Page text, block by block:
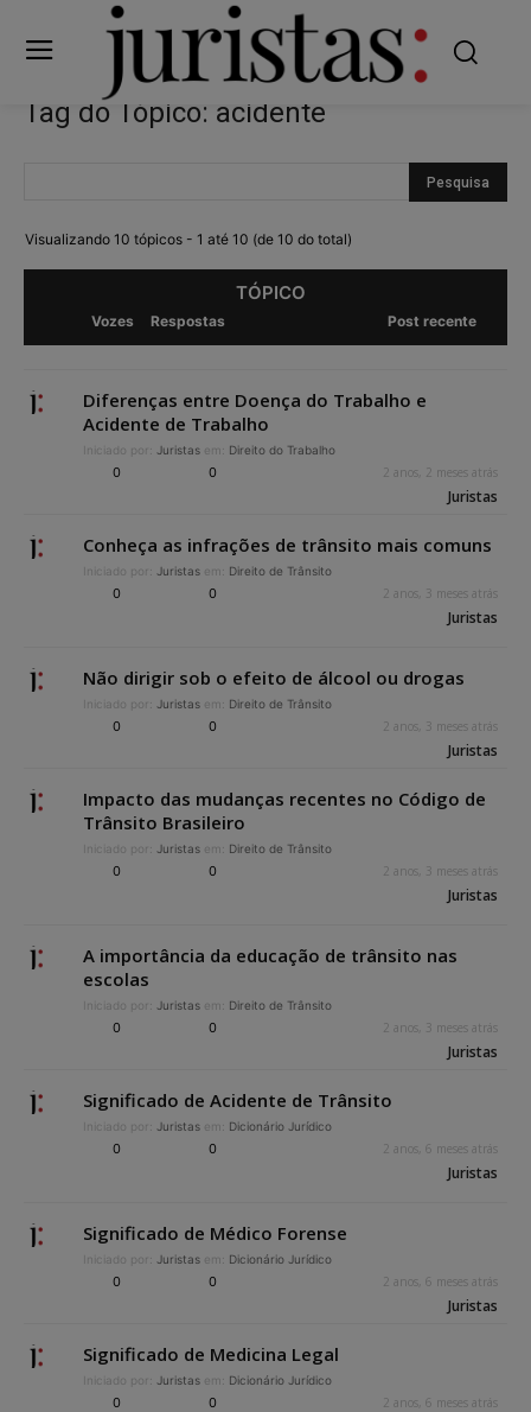
Tag do Tópico: acidente
Visualizando 10 tópicos - 1 até 10 (de 10 do total)
TÓPICO
Vozes Respostas Post recente
Diferenças entre Doença do Trabalho e
Acidente de Trabalho
Iniciado por: Juristas em: Direito do Trabalho
0 0 2 anos, 2 meses atrás
Juristas
Conheça as infrações de trânsito mais comuns
Iniciado por: Juristas em: Direito de Trânsito
0 0 2 anos, 3 meses atrás
Juristas
Não dirigir sob o efeito de álcool ou drogas
Iniciado por: Juristas em: Direito de Trânsito
0 0 2 anos, 3 meses atrás
Juristas
Impacto das mudanças recentes no Código de
Trânsito Brasileiro
Iniciado por: Juristas em: Direito de Trânsito
0 0 2 anos, 3 meses atrás
Juristas
A importância da educação de trânsito nas
escolas
Iniciado por: Juristas em: Direito de Trânsito
0 0 2 anos, 3 meses atrás
Juristas
Significado de Acidente de Trânsito
Iniciado por: Juristas em: Dicionário Jurídico
0 0 2 anos, 6 meses atrás
Juristas
Significado de Médico Forense
Iniciado por: Juristas em: Dicionário Jurídico
0 0 2 anos, 6 meses atrás
Juristas
Significado de Medicina Legal
Iniciado por: Juristas em: Dicionário Jurídico
0 0 2 anos, 6 meses atrás